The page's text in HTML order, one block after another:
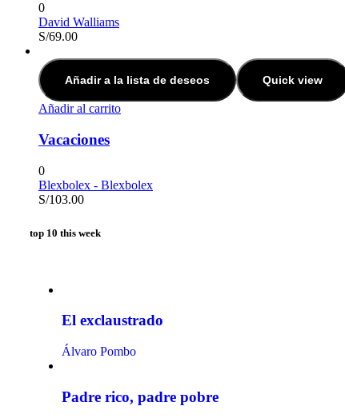
0
David Walliams
S/69.00
Añadir a la lista de deseos Quick view
Añadir al carrito
Vacaciones
0
Blexbolex - Blexbolex
S/103.00
top 10 this week
El exclaustrado
Álvaro Pombo
Padre rico, padre pobre